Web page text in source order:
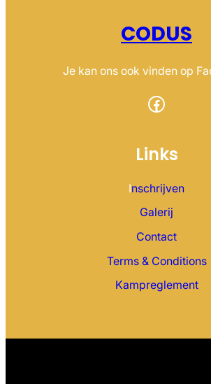
CODUS
Je kan ons ook vinden op
Facebook
Links
Inschrijven
Galerij
Contact
Terms & Conditions
Kampreglement